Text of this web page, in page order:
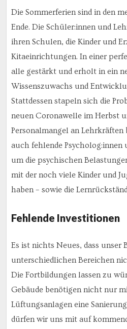
Die Sommerferien sind in den
Ende. Die Schüler:innen und
ihren Schulen, die Kinder und
Kitaeinrichtungen. In einer
alle gestärkt und erholt in ein
Wissenszuwachs und
Stattdessen stapeln sich die
neuen Coronawelle im Herbst
Personalmangel an Lehrkräften
auch fehlende Psycholog:innen
um die psychischen
mit der noch viele Kinder und
haben – sowie die
Fehlende Investitionen
Es ist nichts Neues, dass unser
unterschiedlichen Bereichen
Die Fortbildungen lassen zu
Gebäude benötigen nicht nur
Lüftungsanlagen eine
dürfen wir uns mit auf